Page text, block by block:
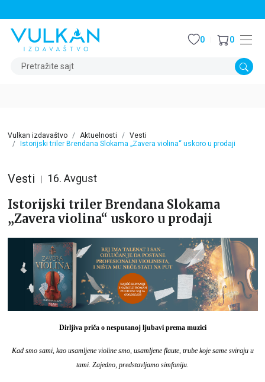
Pretražite sajt
0 0
Vulkan izdavaštvo Aktuelnosti
Vesti
Istorijski triler Brendana Slokama „Zavera violina“ uskoro u prodaji
Vesti 16. Avgust
Istorijski triler Brendana Slokama
„Zavera violina“ uskoro u prodaji
Dirljiva priča o nesputanoj ljubavi prema muzici
Kad smo sami, kao usamljene violine smo, usamljene flaute, trube koje same sviraju u
tami. Zajedno, predstavljamo simfoniju.